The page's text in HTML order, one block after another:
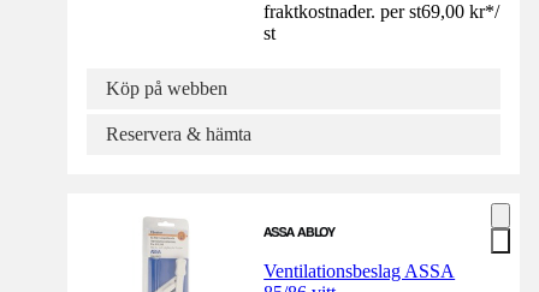
fraktkostnader. per st69,00 kr*/
st
Köp på webben
Reservera & hämta
Ventilationsbeslag ASSA